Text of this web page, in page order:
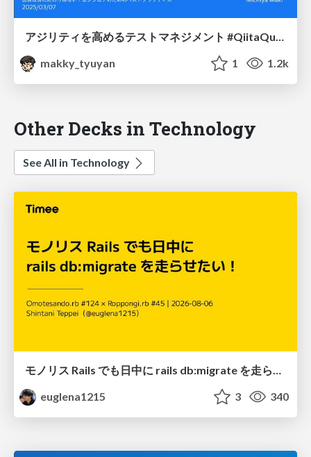
アジリティを高めるテストマネジメント #QiitaQualityForward
makky_tyuyan
1 1.2k
Other Decks in Technology
See All in Technology
euglena1215
3 340